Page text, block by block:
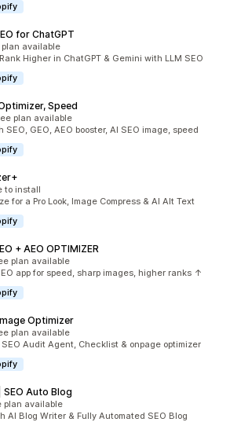
for ChatGPT
plan available
Higher in ChatGPT & Gemini with LLM SEO
Speed
plan available
GEO, AEO booster, AI SEO image, speed
to install
for a Pro Look, Image Compress & AI Alt Text
+ AEO OPTIMIZER
plan available
app for speed, sharp images, higher ranks ↑
Optimizer
plan available
Audit Agent, Checklist & onpage optimizer
Auto Blog
plan available
AI Blog Writer & Fully Automated SEO Blog